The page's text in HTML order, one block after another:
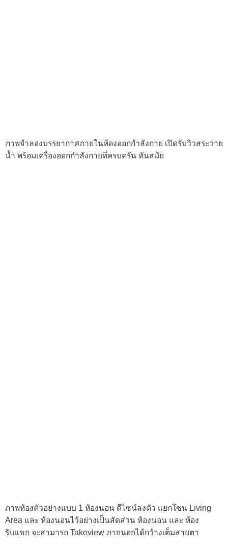
ภาพจำลองบรรยากาศภายในห้องออกกำลังกาย เปิดรับวิวสระว่าย
น้ำ พร้อมเครื่องออกกำลังกายที่ครบครัน ทันสมัย
ภาพห้องตัวอย่างแบบ 1 ห้องนอน ดีไซน์ลงตัว แยกโซน Living
Area และ ห้องนอนไว้อย่างเป็นสัดส่วน ห้องนอน และ ห้อง
รับแขก จะสามารถ Takeview ภายนอกได้กว้างเต็มสายตา